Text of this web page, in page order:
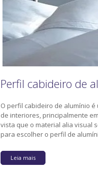
Perfil cabideiro de
O perfil cabideiro de alumínio
de interiores, principalmente
vista que o material alia visual
para escolher o perfil de
Leia mais